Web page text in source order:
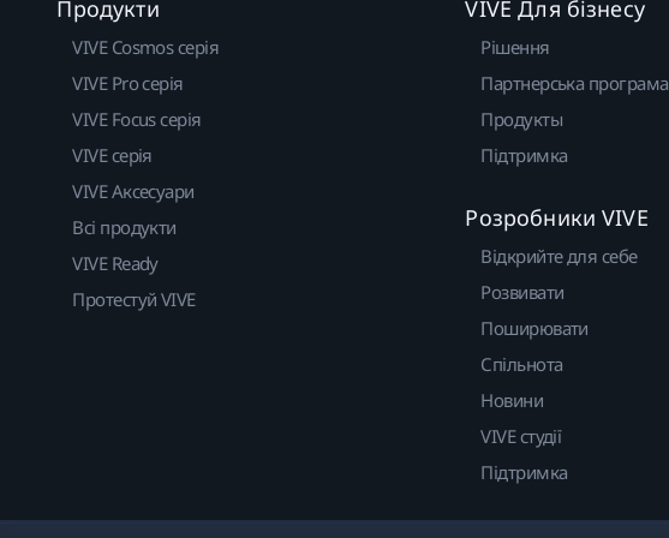
Продукти
VIVE Cosmos серія
VIVE Pro серія
VIVE Focus серія
VIVE серія
VIVE Аксесуари
Всі продукти
VIVE Ready
Протестуй VIVE
VIVE Для бізнесу
Рішення
Партнерська програма
Продукты
Підтримка
Розробники VIVE
Відкрийте для себе
Розвивати
Поширювати
Спільнота
Новини
VIVE студії
Підтримка